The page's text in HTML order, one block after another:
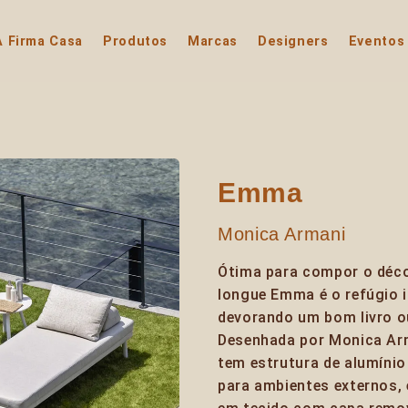
Firma Casa Produtos Marcas Designers Eventos
Emma
Monica Armani
Ótima para compor o
longue Emma é o refúgio
devorando um bom livro
Desenhada por Monica
tem estrutura de
para ambientes